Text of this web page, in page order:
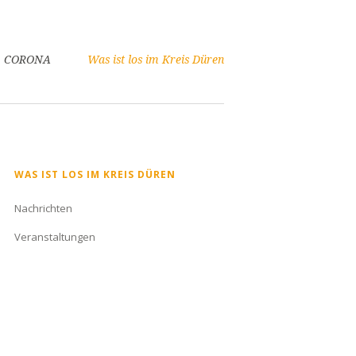
CORONA Was ist los im Kreis Düren
Navigation
WAS IST LOS IM KREIS DÜREN
Nachrichten
Veranstaltungen